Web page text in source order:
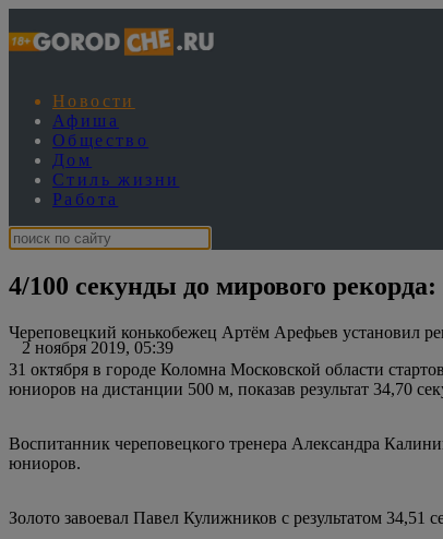
Новости
Афиша
Общество
Дом
Стиль жизни
Работа
4/100 секунды до мирового
2 ноября 2019, 05:39
Череповецкий конькобежец Артём Арефьев установил
31 октября в городе Коломна Московской области
юниоров на дистанции 500 м, показав результат 34,70
Воспитанник череповецкого тренера Александра
юниоров.
Золото завоевал Павел Кулижников с результатом